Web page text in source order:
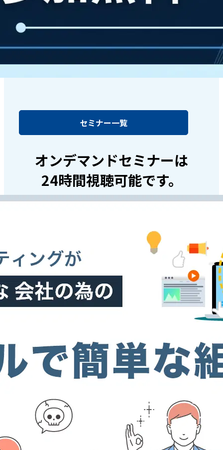
セミナー一覧
オンデマンドセミナーは
24時間視聴可能です。